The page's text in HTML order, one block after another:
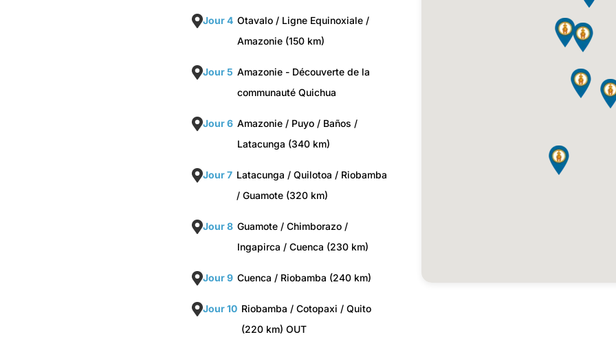
Jour 4 Otavalo / Ligne Equinoxiale /
Amazonie (150 km)
Jour 5 Amazonie - Découverte de la
communauté Quichua
Jour 6 Amazonie / Puyo / Baños /
Latacunga (340 km)
Jour 7 Latacunga / Quilotoa / Riobamba
/ Guamote (320 km)
Jour 8 Guamote / Chimborazo /
Ingapirca / Cuenca (230 km)
Jour 9 Cuenca / Riobamba (240 km)
Jour 10 Riobamba / Cotopaxi / Quito
(220 km) OUT